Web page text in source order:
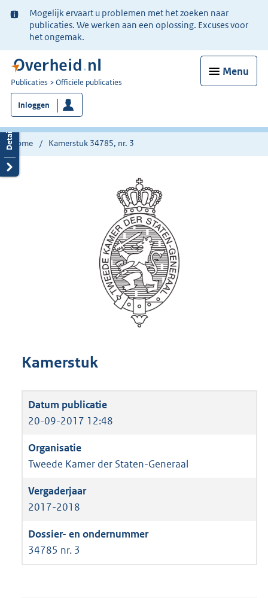
Ter
informatie:
Mogelijk ervaart u problemen met het zoeken naar
publicaties. We werken aan een oplossing. Excuses voor
het ongemak.
Menu
U
bent
nu
hier:
Publicaties Officiële publicaties
Inloggen
Home Kamerstuk 34785, nr. 3
Kamerstuk
20-09-2017 12:48
Tweede Kamer der Staten-Generaal
2017-2018
34785 nr. 3